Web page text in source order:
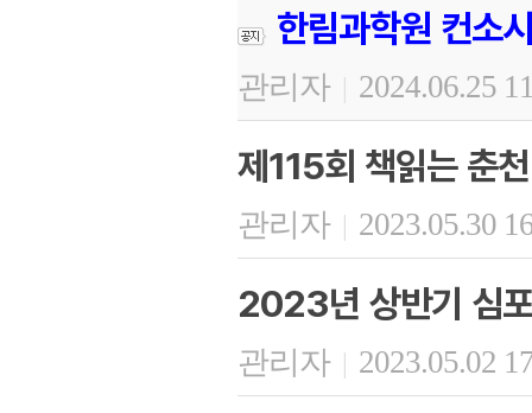
한림과학원 컨소
관리자 | 2024.06.25
제115회 책읽는 춘천
관리자 | 2023.05.30
2023년 상반기 심
관리자 | 2023.05.02